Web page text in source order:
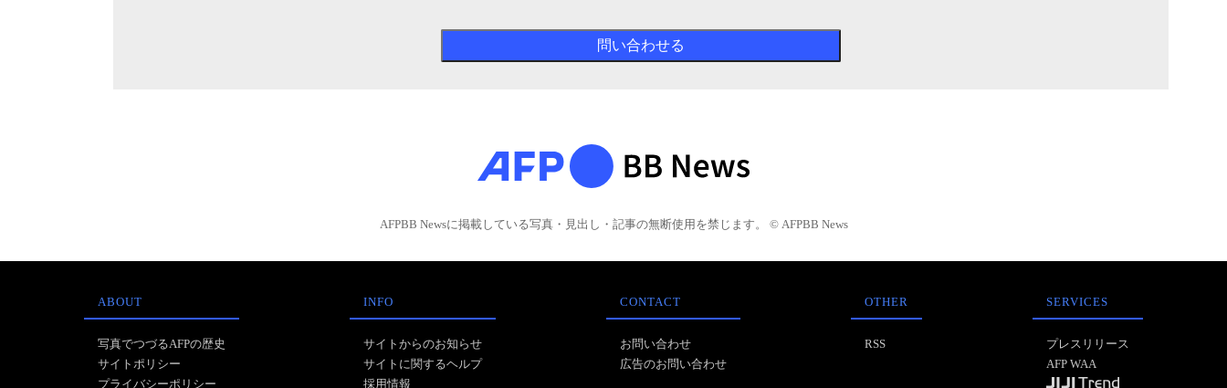
AFPBB Newsに掲載している写真・見出し・記事の無断使用を禁じます。 © AFPBB News
ABOUT
写真でつづるAFPの歴史
サイトポリシー
プライバシーポリシー
INFO
サイトからのお知らせ
サイトに関するヘルプ
採用情報
CONTACT
お問い合わせ
広告のお問い合わせ
OTHER
RSS
SERVICES
プレスリリース
AFP WAA